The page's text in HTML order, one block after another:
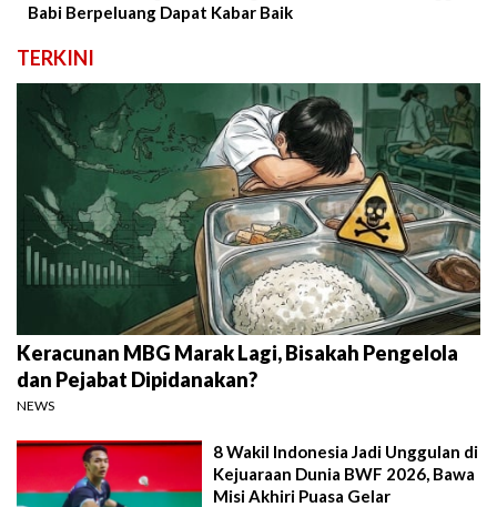
Babi Berpeluang Dapat Kabar Baik
TERKINI
Keracunan MBG Marak Lagi, Bisakah Pengelola
dan Pejabat Dipidanakan?
NEWS
8 Wakil Indonesia Jadi Unggulan di
Kejuaraan Dunia BWF 2026, Bawa
Misi Akhiri Puasa Gelar